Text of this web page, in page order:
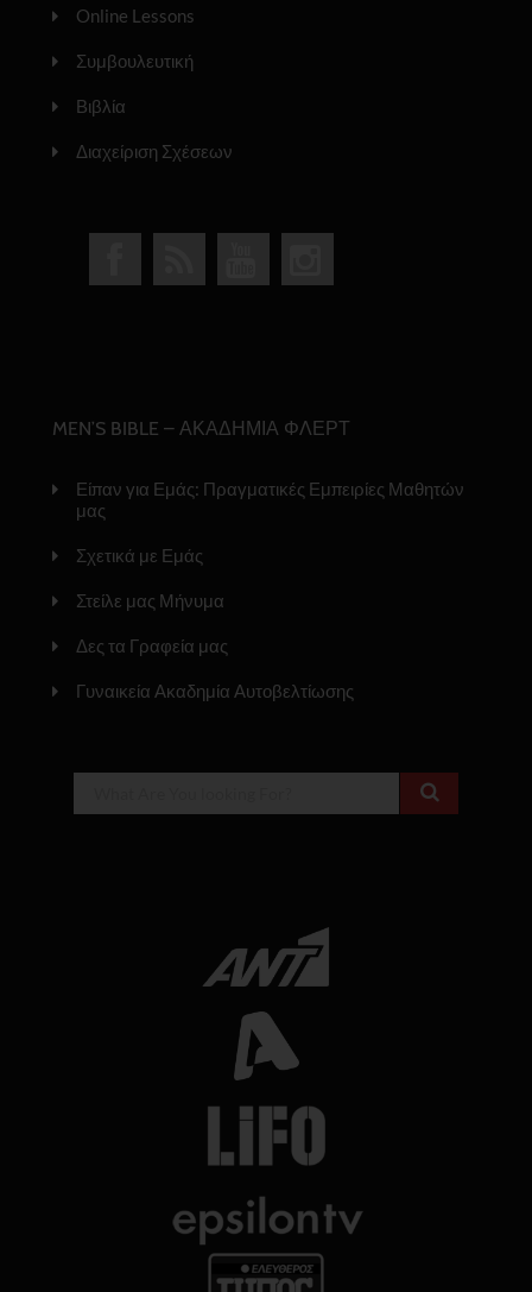
Online Lessons
Συμβουλευτική
Βιβλία
Διαχείριση Σχέσεων
MEN’S BIBLE – ΑΚΑΔΗΜΙΑ ΦΛΕΡΤ
Είπαν για Εμάς: Πραγματικές Εμπειρίες Μαθητών
μας
Σχετικά με Εμάς
Στείλε μας Μήνυμα
Δες τα Γραφεία μας
Γυναικεία Ακαδημία Αυτοβελτίωσης